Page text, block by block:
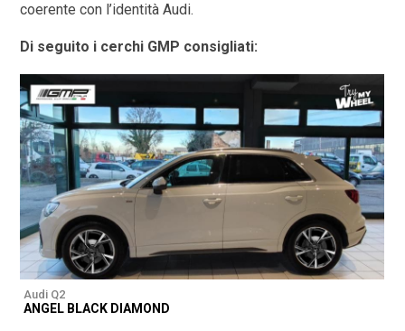
coerente con l’identità Audi.
Di seguito i cerchi GMP consigliati:
Audi Q2
ANGEL BLACK DIAMOND